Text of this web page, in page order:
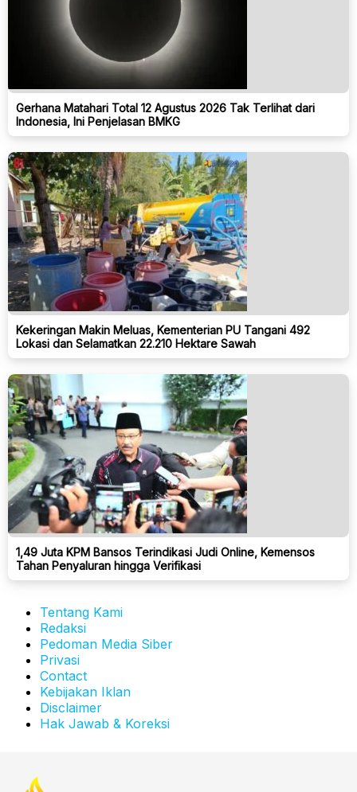
Gerhana Matahari Total 12 Agustus 2026 Tak Terlihat dari
Indonesia, Ini Penjelasan BMKG
Kekeringan Makin Meluas, Kementerian PU Tangani 492
Lokasi dan Selamatkan 22.210 Hektare Sawah
1,49 Juta KPM Bansos Terindikasi Judi Online, Kemensos
Tahan Penyaluran hingga Verifikasi
Tentang Kami
Redaksi
Pedoman Media Siber
Privasi
Contact
Kebijakan Iklan
Disclaimer
Hak Jawab & Koreksi